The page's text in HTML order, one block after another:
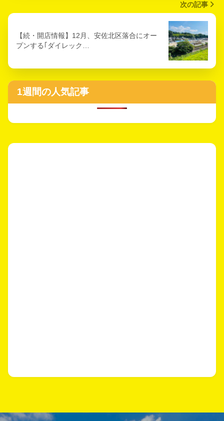
次の記事
【続・開店情報】12月、安佐北区落合にオー
プンする｢ダイレック…
1週間の人気記事